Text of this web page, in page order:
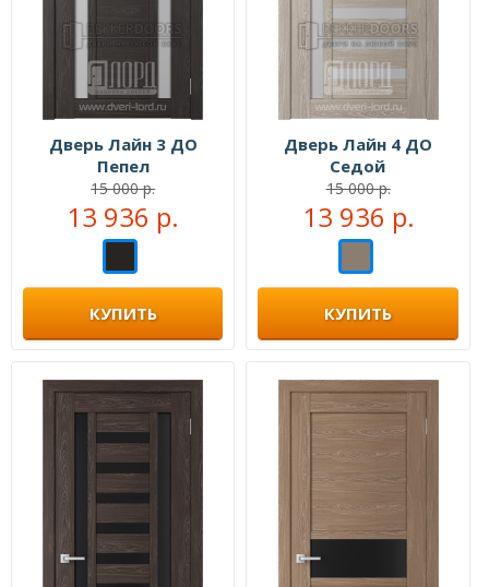
Дверь Лайн 3 ДО
Пепел
15 000 р.
13 936 р.
КУПИТЬ
Дверь Лайн 4 ДО
Седой
15 000 р.
13 936 р.
КУПИТЬ